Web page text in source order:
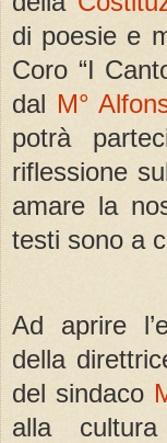
di poesie e
Coro “I
dal M°
potrà
riflessione
amare la
testi sono a
Ad aprire
della
del sindaco
alla